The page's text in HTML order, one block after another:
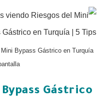
Bypass Gástrico en Turquía
Gástrico